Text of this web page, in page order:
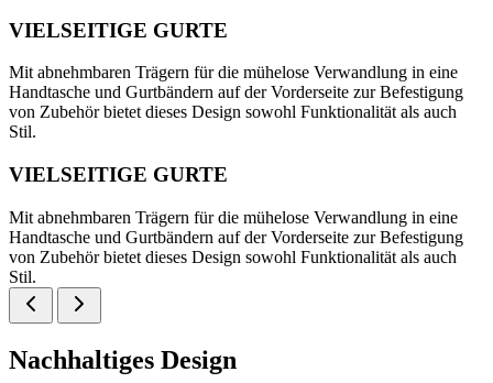
VIELSEITIGE GURTE
Mit abnehmbaren Trägern für die mühelose Verwandlung in eine
Handtasche und Gurtbändern auf der Vorderseite zur Befestigung
von Zubehör bietet dieses Design sowohl Funktionalität als auch
Stil.
VIELSEITIGE GURTE
Mit abnehmbaren Trägern für die mühelose Verwandlung in eine
Handtasche und Gurtbändern auf der Vorderseite zur Befestigung
von Zubehör bietet dieses Design sowohl Funktionalität als auch
Stil.
Nachhaltiges Design